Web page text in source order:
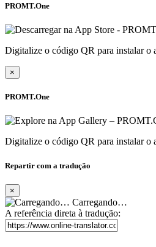
PROMT.One
Digitalize o código QR para instalar o
×
PROMT.One
Digitalize o código QR para instalar o
Repartir com a tradução
×
Carregando…
A referência direta à tradução: